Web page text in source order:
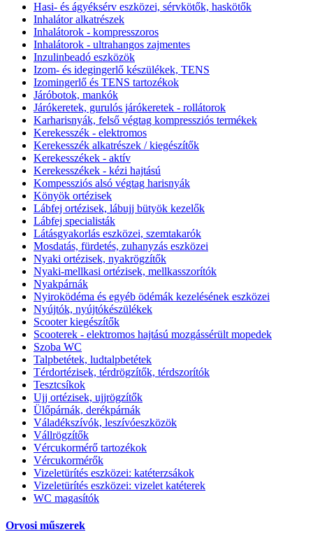
Hasi- és ágyéksérv eszközei, sérvkötők, haskötők
Inhalátor alkatrészek
Inhalátorok - kompresszoros
Inhalátorok - ultrahangos zajmentes
Inzulinbeadó eszközök
Izom- és idegingerlő készülékek, TENS
Izomingerlő és TENS tartozékok
Járóbotok, mankók
Járókeretek, gurulós járókeretek - rollátorok
Karharisnyák, felső végtag kompressziós termékek
Kerekesszék - elektromos
Kerekesszék alkatrészek / kiegészítők
Kerekesszékek - aktív
Kerekesszékek - kézi hajtású
Kompessziós alsó végtag harisnyák
Könyök ortézisek
Lábfej ortézisek, lábujj bütyök kezelők
Lábfej specialisták
Látásgyakorlás eszközei, szemtakarók
Mosdatás, fürdetés, zuhanyzás eszközei
Nyaki ortézisek, nyakrögzítők
Nyaki-mellkasi ortézisek, mellkasszorítók
Nyakpárnák
Nyiroködéma és egyéb ödémák kezelésének eszközei
Nyújtók, nyújtókészülékek
Scooter kiegészítők
Scooterek - elektromos hajtású mozgássérült mopedek
Szoba WC
Talpbetétek, ludtalpbetétek
Térdortézisek, térdrögzítők, térdszorítók
Tesztcsíkok
Ujj ortézisek, ujjrögzítők
Ülőpárnák, derékpárnák
Váladékszívók, leszívóeszközök
Vállrögzítők
Vércukormérő tartozékok
Vércukormérők
Vizeletürítés eszközei: katéterzsákok
Vizeletürítés eszközei: vizelet katéterek
WC magasítók
Orvosi műszerek